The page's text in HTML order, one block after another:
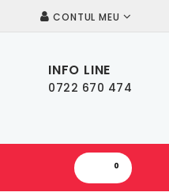
CONTUL MEU
INFO LINE
0722 670 474
0